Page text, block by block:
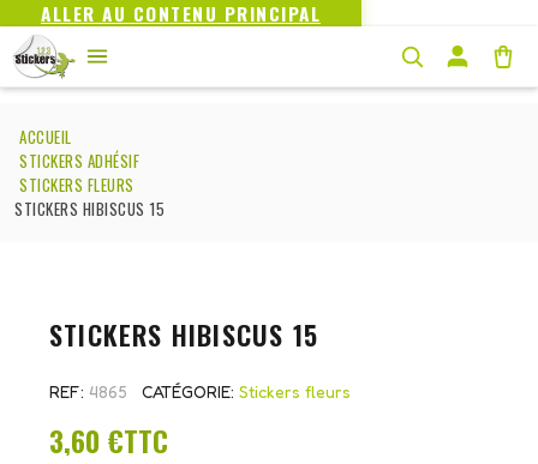
ALLER AU CONTENU PRINCIPAL
ACCUEIL
STICKERS ADHÉSIF
STICKERS FLEURS
STICKERS HIBISCUS 15
STICKERS HIBISCUS 15
REF 4865 CATÉGORIE Stickers fleurs
3,60 €TTC